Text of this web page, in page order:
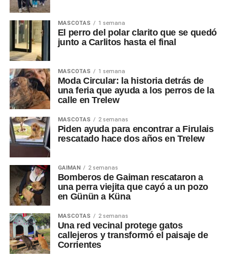
MASCOTAS 1 semana
El perro del polar clarito que se quedó
junto a Carlitos hasta el final
MASCOTAS 1 semana
Moda Circular: la historia detrás de
una feria que ayuda a los perros de la
calle en Trelew
MASCOTAS 2 semanas
Piden ayuda para encontrar a Firulais
rescatado hace dos años en Trelew
GAIMAN 2 semanas
Bomberos de Gaiman rescataron a
una perra viejita que cayó a un pozo
en Günün a Küna
MASCOTAS 2 semanas
Una red vecinal protege gatos
callejeros y transformó el paisaje de
Corrientes